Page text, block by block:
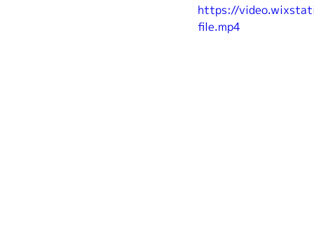
https://
file.mp4